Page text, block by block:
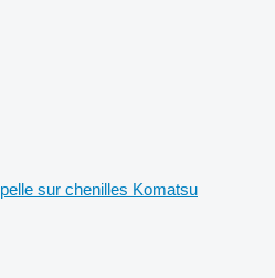
pelle sur chenilles Komatsu